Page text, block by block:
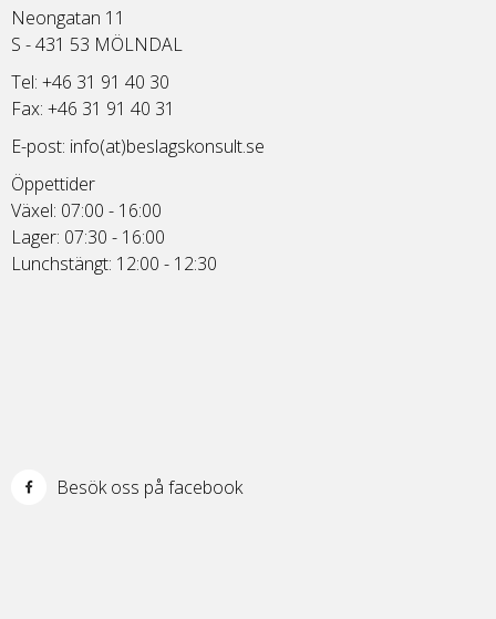
Neongatan 11
S - 431 53 MÖLNDAL
Tel: +46 31 91 40 30
Fax: +46 31 91 40 31
E-post: info(at)beslagskonsult.se
Öppettider
Växel: 07:00 - 16:00
Lager: 07:30 - 16:00
Lunchstängt: 12:00 - 12:30
Besök oss på facebook